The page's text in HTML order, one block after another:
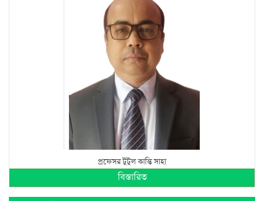
প্রফেসর টুটুল কান্তি সাহা
বিস্তারিত